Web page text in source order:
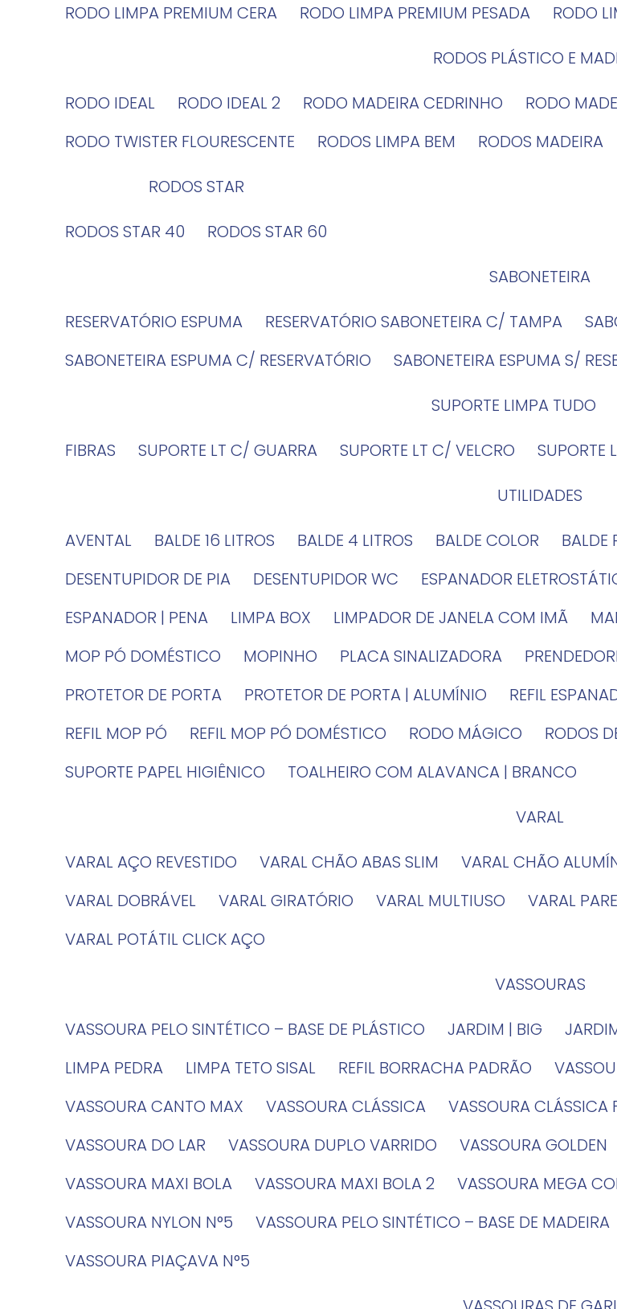
RODO LIMPA PREMIUM CERA
RODO LIMPA PREMIUM PESADA
RODO
RODOS PLÁSTICO E
RODO IDEAL
RODO IDEAL 2 RODO MADEIRA CEDRINHO RODO
RODO TWISTER FLOURESCENTE
RODOS LIMPA BEM
RODOS MADEIRA
RODOS STAR
RODOS STAR 40
RODOS STAR 60
SABONETEIRA
RESERVATÓRIO ESPUMA
RESERVATÓRIO SABONETEIRA C/ TAMPA
SABONETEIRA ESPUMA C/ RESERVATÓRIO
SABONETEIRA ESPUMA S/
SUPORTE LIMPA TUDO
FIBRAS
SUPORTE LT C/ GUARRA SUPORTE LT C/ VELCRO
UTILIDADES
AVENTAL
BALDE 16 LITROS BALDE 4 LITROS BALDE COLOR
DESENTUPIDOR DE PIA
DESENTUPIDOR WC ESPANADOR
ESPANADOR | PENA
LIMPA BOX LIMPADOR DE JANELA COM IMÃ
MOP PÓ DOMÉSTICO
MOPINHO PLACA SINALIZADORA
PROTETOR DE PORTA
PROTETOR DE PORTA | ALUMÍNIO REFIL
REFIL MOP PÓ
REFIL MOP PÓ DOMÉSTICO RODO MÁGICO RODOS
SUPORTE PAPEL HIGIÊNICO
TOALHEIRO COM ALAVANCA | BRANCO
VARAL
VARAL AÇO REVESTIDO
VARAL CHÃO ABAS SLIM VARAL CHÃO
VARAL DOBRÁVEL
VARAL GIRATÓRIO VARAL MULTIUSO VARAL
VARAL POTÁTIL CLICK AÇO
VASSOURAS
VASSOURA PELO SINTÉTICO – BASE DE PLÁSTICO
JARDIM | BIG
LIMPA PEDRA
LIMPA TETO SISAL REFIL BORRACHA PADRÃO
VASSOURA CANTO MAX
VASSOURA CLÁSSICA VASSOURA CLÁSSICA
VASSOURA DO LAR
VASSOURA DUPLO VARRIDO VASSOURA GOLDEN
VASSOURA MAXI BOLA
VASSOURA MAXI BOLA 2 VASSOURA MEGA
VASSOURA NYLON N°5
VASSOURA PELO SINTÉTICO – BASE DE MADEIRA
VASSOURA PIAÇAVA N°5